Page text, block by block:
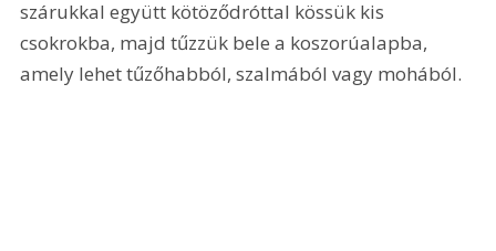
szárukkal együtt kötöződróttal kössük kis
csokrokba, majd tűzzük bele a koszorúalapba,
amely lehet tűzőhabból, szalmából vagy mohából.